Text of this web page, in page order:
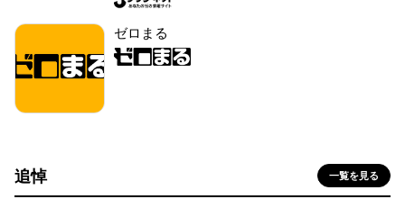
ゼロまる
追悼 一覧を見る